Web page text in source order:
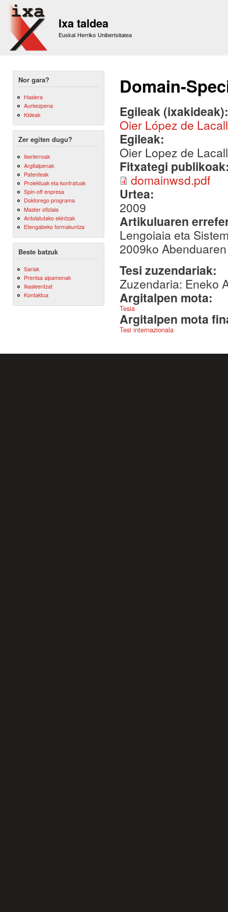
Ixa taldea
Euskal Herriko Unibertsitatea
Nor gara?
Hasiera
Aurkezpena
Kideak
Zer egiten dugu?
Ikerlerroak
Argitalpenak
Patenteak
Proiektuak eta kontratuak
Spin-off enpresa
Doktorego programa
Master ofiziala
Antolatutako ekintzak
Etengabeko formakuntza
Beste batzuk
Sariak
Prentsa aipamenak
Ikasleentzat
Kontaktua
Domain-
Egileak
Oier López de
Egileak:
Oier Lopez de
Fitxategi
domainwsd.pdf
Urtea:
2009
Artikuluaren
Lengoiaia eta
2009ko
Tesi zuzendariak:
Zuzendaria: Eneko
Argitalpen mota:
Tesia
Argitalpen mota
Tesi internazionala